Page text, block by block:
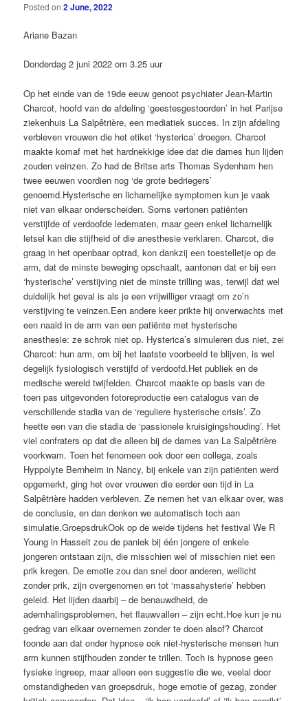
Posted on2 June, 2022
Ariane Bazan
Donderdag 2 juni 2022 om 3.25 uur
Op het einde van de 19de eeuw genoot psychiater Jean-Martin
Charcot, hoofd van de ­afdeling ‘geestesgestoorden’ in het Parijse
ziekenhuis La Salpêtrière, een mediatiek succes. In zijn afdeling
verbleven vrouwen die het etiket ‘hysterica’ droegen. Charcot
maakte komaf met het hardnekkige idee dat die ­dames hun lijden
zouden veinzen. Zo had de Britse arts Thomas Sydenham hen
twee eeuwen voordien nog ‘de grote bedriegers’
genoemd.Hysterische en lichamelijke symptomen kun je vaak
niet van elkaar onderscheiden. Soms vertonen patiënten
verstijfde of verdoofde ledematen, maar geen enkel lichamelijk
letsel kan die stijfheid of die anesthesie verklaren. Charcot, die
graag in het openbaar optrad, kon dankzij een toestelletje op de
arm, dat de minste beweging opschaalt, aantonen dat er bij een
‘hysterische’ verstijving niet de minste trilling was, terwijl dat wel
duidelijk het geval is als je een vrijwilliger vraagt om zo’n
verstijving te veinzen.Een andere keer prikte hij onverwachts met
een naald in de arm van een patiënte met hysterische
anesthesie: ze schrok niet op. ­Hysterica’s simuleren dus niet, zei
Charcot: hun arm, om bij het laatste voorbeeld te blijven, is wel
degelijk fysiologisch verstijfd of verdoofd.Het publiek en de
medische ­wereld twijfelden. Charcot maakte op basis van de
toen pas uitgevonden fotoreproductie een catalogus van de
verschillende stadia van de ‘reguliere hysterische ­crisis’. Zo
heette een van die stadia de ‘passionele kruisigingshouding’. Het
viel confraters op dat die alleen bij de dames van La Salpêtrière
voorkwam. Toen het fenomeen ook door een collega, zoals
Hyppolyte Bernheim in Nancy, bij enkele van zijn patiënten werd
opgemerkt, ging het over vrouwen die eerder een tijd in La
Salpêtrière hadden verbleven. Ze nemen het van elkaar over, was
de conclusie, en dan denken we automatisch toch aan
simulatie.GroepsdrukOok op de weide tijdens het festival We R
Young in Hasselt zou de ­paniek bij één jongere of enkele
jongeren ontstaan zijn, die misschien wel of misschien niet een
prik kregen. De emotie zou dan snel door anderen, wellicht
zonder prik, zijn overgenomen en tot ‘massahysterie’ hebben
geleid. Het ­lijden daarbij – de benauwdheid, de
ademhalingsproblemen, het flauw­vallen – zijn echt.Hoe kun je nu
­gedrag van elkaar overnemen zonder te doen alsof? Charcot
toonde aan dat onder hypnose ook niet-hysterische mensen hun
arm kunnen stijfhouden zonder te trillen. Toch is hypnose geen
fysieke ingreep, maar ­alleen een suggestie die we, veelal door
omstandigheden van groepsdruk, hoge emotie of gezag, zonder